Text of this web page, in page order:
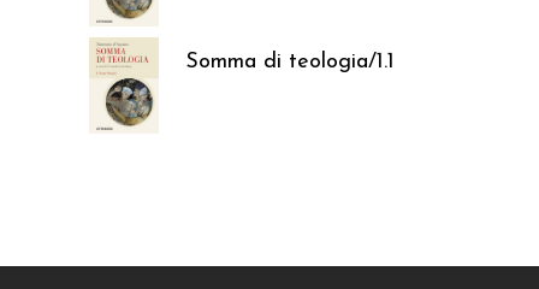
Somma di teologia/1.1
37,05€